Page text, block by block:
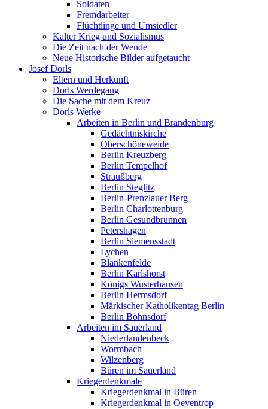
Soldaten
Fremdarbeiter
Flüchtlinge und Umsiedler
Kalter Krieg und Sozialismus
Die Zeit nach der Wende
Neue Historische Bilder aufgetaucht
Josef Dorls
Eltern und Herkunft
Dorls Werdegang
Die Sache mit dem Kreuz
Dorls Werke
Arbeiten in Berlin und Brandenburg
Gedächtniskirche
Oberschöneweide
Berlin Kreuzberg
Berlin Tempelhof
Straußberg
Berlin Steglitz
Berlin-Prenzlauer Berg
Berlin Charlottenburg
Berlin Gesundbrunnen
Petershagen
Berlin Siemensstadt
Lychen
Blankenfelde
Berlin Karlshorst
Königs Wusterhausen
Berlin Hermsdorf
Märkischer Katholikentag Berlin
Berlin Bohnsdorf
Arbeiten im Sauerland
Niederlandenbeck
Wormbach
Wilzenberg
Büren im Sauerland
Kriegerdenkmale
Kriegerdenkmal in Büren
Kriegerdenkmal in Oeventrop